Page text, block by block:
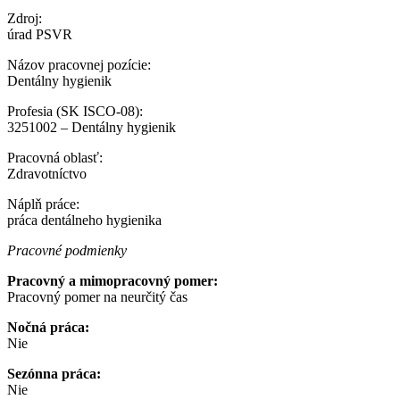
Zdroj:
úrad PSVR
Názov pracovnej pozície:
Dentálny hygienik
Profesia (SK ISCO-08):
3251002 – Dentálny hygienik
Pracovná oblasť:
Zdravotníctvo
Náplň práce:
práca dentálneho hygienika
Pracovné podmienky
Pracovný a mimopracovný pomer:
Pracovný pomer na neurčitý čas
Nočná práca:
Nie
Sezónna práca:
Nie